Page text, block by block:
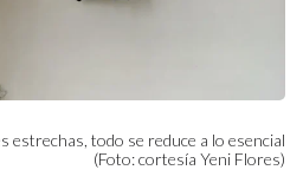
estrechas, todo se reduce a lo esencial
(Foto: cortesía Yeni Flores)